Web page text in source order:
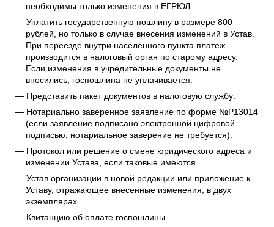
необходимы только изменения в ЕГРЮЛ.
Уплатить государственную пошлину в размере 800
рублей, но только в случае внесения изменений в Устав.
При переезде внутри населенного пункта платеж
производится в налоговый орган по старому адресу.
Если изменения в учредительные документы не
вносились, госпошлина не уплачивается.
Представить пакет документов в налоговую службу:
Нотариально заверенное заявление по форме №Р13014
(если заявление подписано электронной цифровой
подписью, нотариальное заверение не требуется).
Протокол или решение о смене юридического адреса и
изменении Устава, если таковые имеются.
Устав организации в новой редакции или приложение к
Уставу, отражающее внесенные изменения, в двух
экземплярах.
Квитанцию об оплате госпошлины.